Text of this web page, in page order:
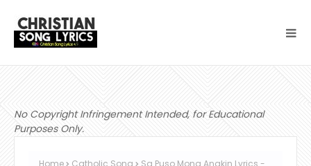
No Copyright Infringement Intended, for Educational
Purposes Only.
Home Catholic Song
Sa Puso Mong Angkin Lyrics -